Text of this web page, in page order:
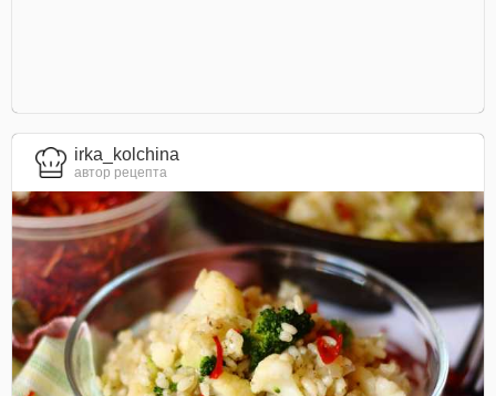
irka_kolchina
автор рецепта